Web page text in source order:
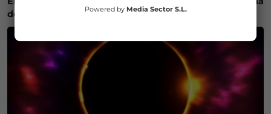
de pesca en EuskadiPowered by Media Sector S.L.